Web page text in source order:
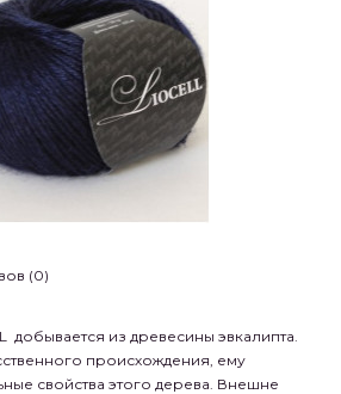
(0)
добывается из древесины эвкалипта.
происхождения, ему
свойства этого дерева. Внешне